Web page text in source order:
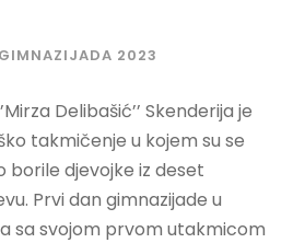
GIMNAZIJADA 2023
Delibašić’’ Skenderija je
takmičenje u kojem su se
borile djevojke iz deset
Prvi dan gimnazijade u
sa svojom prvom utakmicom